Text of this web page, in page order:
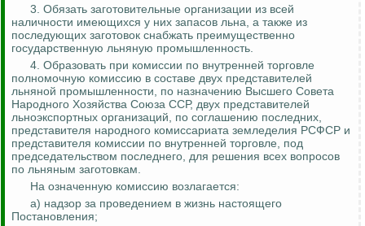
3. Обязать заготовительные организации из всей
наличности имеющихся у них запасов льна, а также из
последующих заготовок снабжать преимущественно
государственную льняную промышленность.
4. Образовать при комиссии по внутренней торговле
полномочную комиссию в составе двух представителей
льняной промышленности, по назначению Высшего Совета
Народного Хозяйства Союза ССР, двух представителей
льноэкспортных организаций, по соглашению последних,
представителя народного комиссариата земледелия РСФСР и
представителя комиссии по внутренней торговле, под
председательством последнего, для решения всех вопросов
по льняным заготовкам.
На означенную комиссию возлагается:
а) надзор за проведением в жизнь настоящего
Постановления;